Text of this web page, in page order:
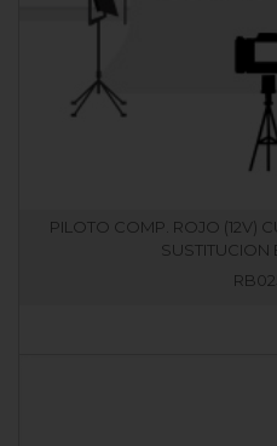
PILOTO COMP. ROJO (12V)